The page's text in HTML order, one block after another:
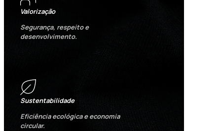
Valorização
Segurança, respeito e
desenvolvimento.
Sustentabilidade
Eficiência ecológica e economia
circular.